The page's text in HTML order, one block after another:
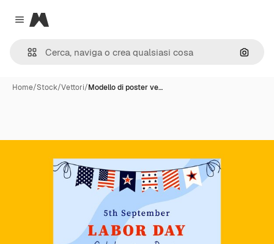
Close menu
Magnific
Cerca
Home/Stock/Vettori/Modello di poster ve…